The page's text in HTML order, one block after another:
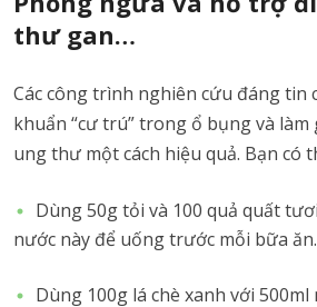
thư gan…
Các công trình nghiên cứu đáng tin
khuẩn “cư trú” trong ổ bụng và
ung thư một cách hiệu quả. Bạn có
Dùng 50g tỏi và 100 quả quất
nước này để uống trước mỗi bữa
Dùng 100g lá chè xanh với